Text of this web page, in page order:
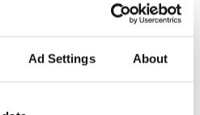
Ad Settings About